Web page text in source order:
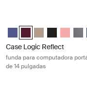
Case Logic Reflect 14"
Case Logic Reflect
Case Logic
Case Logic
Case
Case Logic Reflect
funda para computadora
de 14 pulgadas